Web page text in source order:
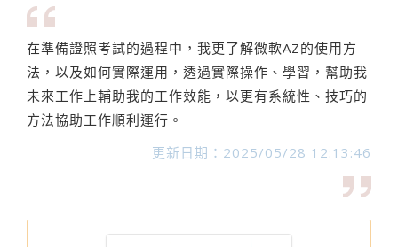
在準備證照考試的過程中，我更了解微軟AZ的使用方
法，以及如何實際運用，透過實際操作、學習，幫助我
未來工作上輔助我的工作效能，以更有系統性、技巧的
方法協助工作順利運行。
更新日期：2025/05/28 12:13:46